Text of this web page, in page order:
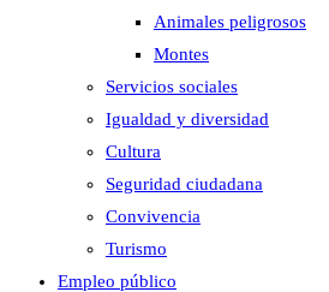
Animales peligrosos
Montes
Servicios sociales
Igualdad y diversidad
Cultura
Seguridad ciudadana
Convivencia
Turismo
Empleo público